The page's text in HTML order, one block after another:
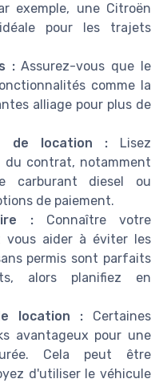
exemple, une Citroën
pour les trajets
:Assurez-vous que le
comme la
alliage pour plus de
de location :Lisez
contrat, notamment
carburant diesel ou
de paiement.
:Connaître votre
vous aider à éviter les
permis sont parfaits
alors planifiez en
location :Certaines
avantageux pour une
Cela peut être
d'utiliser le véhicule